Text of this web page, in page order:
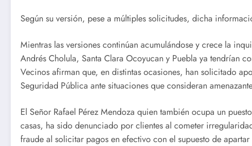
Según su versión, pese a múltiples solicitudes, dicha
Mientras las versiones continúan acumulándose y crece la
Andrés Cholula, Santa Clara Ocoyucan y Puebla ya tendrían
Vecinos afirman que, en distintas ocasiones, han solicitado
Seguridad Pública ante situaciones que consideran
El Señor Rafael Pérez Mendoza quien también ocupa un
casas, ha sido denunciado por clientes al cometer
fraude al solicitar pagos en efectivo con el supuesto de